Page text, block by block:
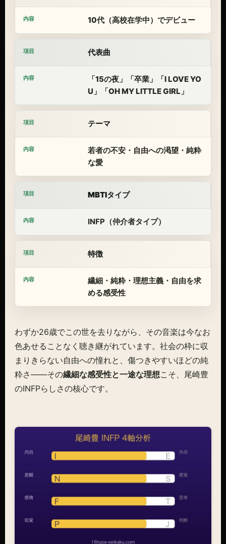
10代（高校在学中）でデビュー
代表曲
「15の夜」「卒業」「I LOVE YO
U」「OH MY LITTLE GIRL」
テーマ
若者の不安・自由への渇望・純粋
な愛
MBTIタイプ
INFP（仲介者タイプ）
特徴
繊細・純粋・理想主義・自由を求
める感受性
わずか26歳でこの世を去りながら、その音楽は今なお
色あせることなく聴き継がれています。社会の枠に収
まりきらない自由への憧れと、傷つきやすいほどの純
粋さ——その繊細な感受性と一途な理想こそ、尾崎豊
のINFPらしさの核心です。